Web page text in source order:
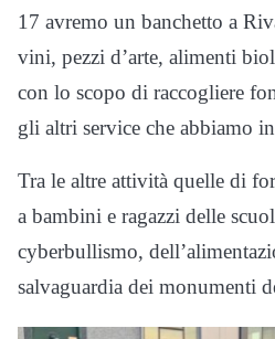
17 avremo un banchetto a
vini, pezzi d’arte, alimenti
con lo scopo di raccogliere
gli altri service che abbiamo
Tra le altre attività quelle di
a bambini e ragazzi delle
cyberbullismo,
salvaguardia dei monumenti